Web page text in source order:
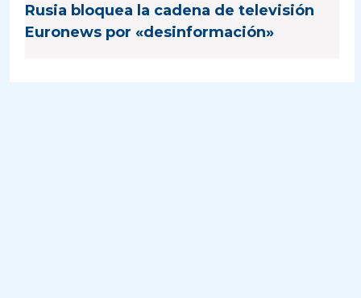
Rusia bloquea la cadena de televisión
Euronews por «desinformación»